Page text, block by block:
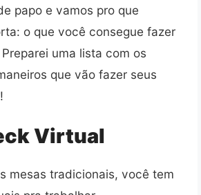
papo e vamos pro que
o que você consegue fazer
uma lista com os
que vão fazer seus
Virtual
mesas tradicionais, você tem